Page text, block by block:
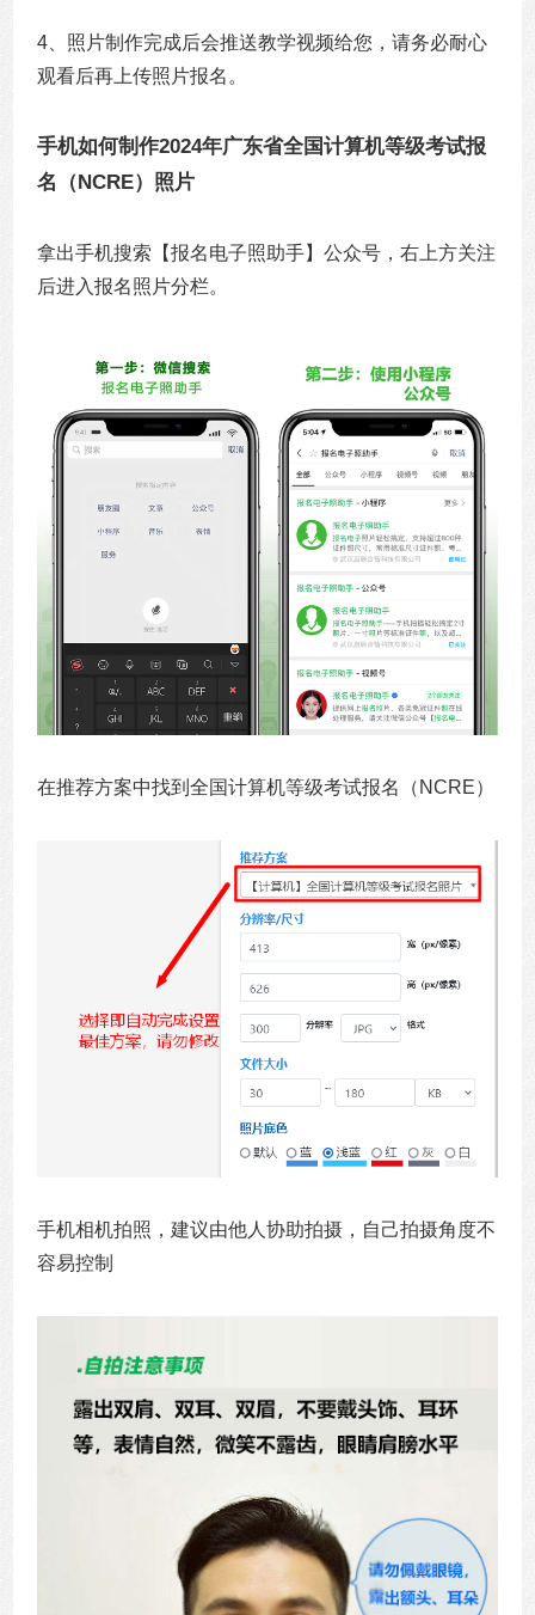
4、照片制作完成后会推送教学视频给您，请务必耐心
观看后再上传照片报名。
手机如何制作2024年广东省全国计算机等级考试报
名（NCRE）照片
拿出手机搜索【报名电子照助手】公众号，右上方关注
后进入报名照片分栏。
在推荐方案中找到全国计算机等级考试报名（NCRE）
手机相机拍照，建议由他人协助拍摄，自己拍摄角度不
容易控制